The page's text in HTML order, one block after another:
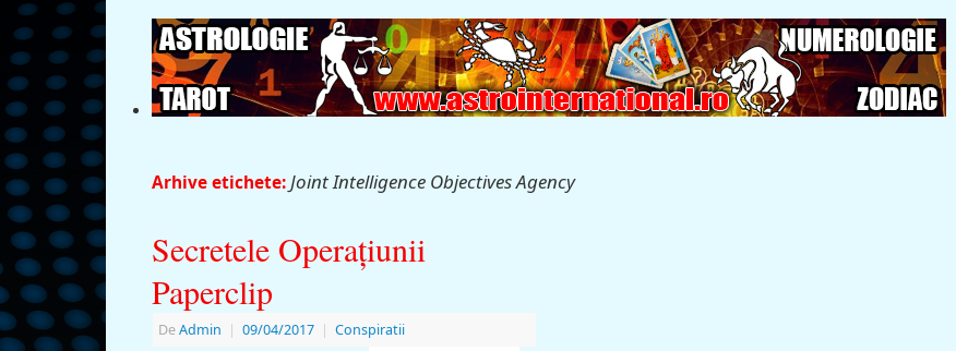
Arhive etichete: Joint Intelligence Objectives Agency
Secretele Operaţiunii
Paperclip
DeAdmin | 09/04/2017 | Conspiratii